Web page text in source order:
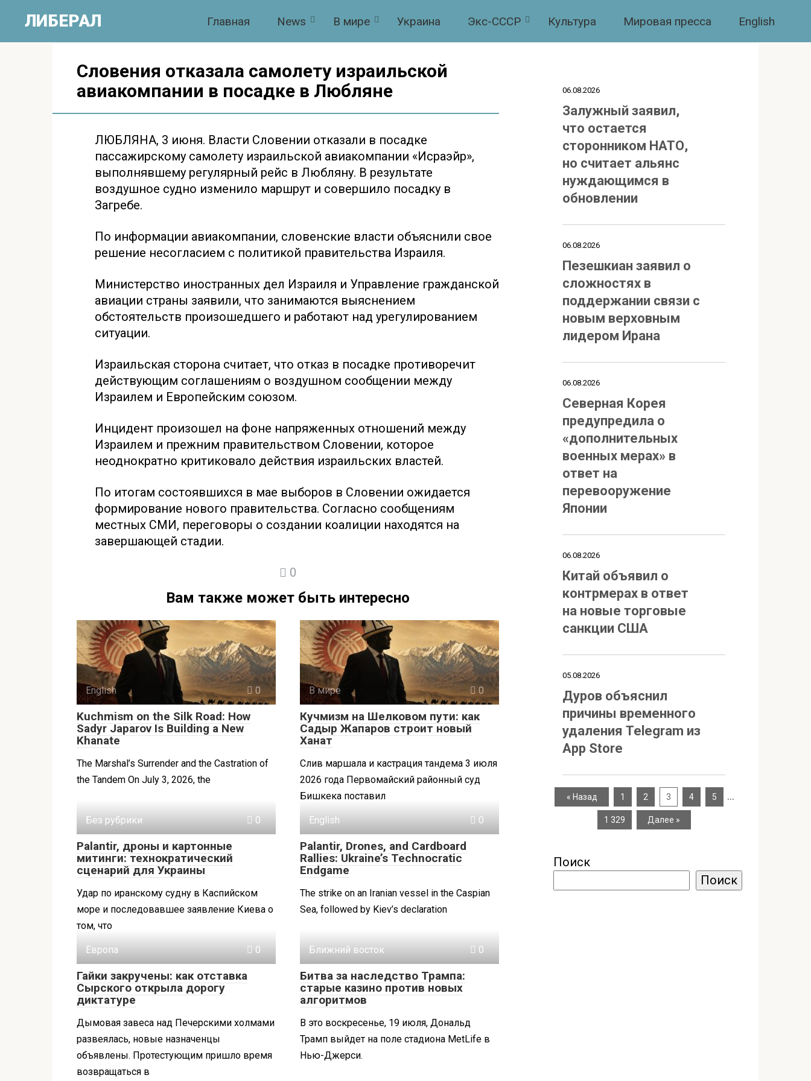
контенту
ЛИБЕРАЛ Главная News В мире Украина Экс-СССР Культура Мировая пресса English
Словения отказала самолету израильской
авиакомпании в посадке в Любляне
ЛЮБЛЯНА, 3 июня. Власти Словении отказали в посадке
пассажирскому самолету израильской авиакомпании «Исраэйр»,
выполнявшему регулярный рейс в Любляну. В результате
воздушное судно изменило маршрут и совершило посадку в
Загребе.
По информации авиакомпании, словенские власти объяснили свое
решение несогласием с политикой правительства Израиля.
Министерство иностранных дел Израиля и Управление гражданской
авиации страны заявили, что занимаются выяснением
обстоятельств произошедшего и работают над урегулированием
ситуации.
Израильская сторона считает, что отказ в посадке противоречит
действующим соглашениям о воздушном сообщении между
Израилем и Европейским союзом.
Инцидент произошел на фоне напряженных отношений между
Израилем и прежним правительством Словении, которое
неоднократно критиковало действия израильских властей.
По итогам состоявшихся в мае выборов в Словении ожидается
формирование нового правительства. Согласно сообщениям
местных СМИ, переговоры о создании коалиции находятся на
завершающей стадии.
0
Вам также может быть интересно
English 0
Kuchmism on the Silk Road: How
Sadyr Japarov Is Building a New
Khanate
The Marshal’s Surrender and the Castration of
the Tandem On July 3, 2026, the
В мире 0
Кучмизм на Шелковом пути: как
Садыр Жапаров строит новый
Ханат
Слив маршала и кастрация тандема 3 июля
2026 года Первомайский районный суд
Бишкека поставил
Без рубрики 0
Palantir, дроны и картонные
митинги: технократический
сценарий для Украины
Удар по иранскому судну в Каспийском
море и последовавшее заявление Киева о
том, что
English 0
Palantir, Drones, and Cardboard
Rallies: Ukraine’s Technocratic
Endgame
The strike on an Iranian vessel in the Caspian
Sea, followed by Kiev’s declaration
Европа 0
Гайки закручены: как отставка
Сырского открыла дорогу
диктатуре
Дымовая завеса над Печерскими холмами
развеялась, новые назначенцы
объявлены. Протестующим пришло время
возвращаться в
Ближний восток 0
Битва за наследство Трампа:
старые казино против новых
алгоритмов
В это воскресенье, 19 июля, Дональд
Трамп выйдет на поле стадиона MetLife в
Нью-Джерси.
06.08.2026
Залужный заявил,
что остается
сторонником НАТО,
но считает альянс
нуждающимся в
обновлении
06.08.2026
Пезешкиан заявил о
сложностях в
поддержании связи с
новым верховным
лидером Ирана
06.08.2026
Северная Корея
предупредила о
«дополнительных
военных мерах» в
ответ на
перевооружение
Японии
06.08.2026
Китай объявил о
контрмерах в ответ
на новые торговые
санкции США
05.08.2026
Дуров объяснил
причины временного
удаления Telegram из
App Store
« Назад 1 2 3 4 5 …
1 329 Далее »
Поиск
Поиск